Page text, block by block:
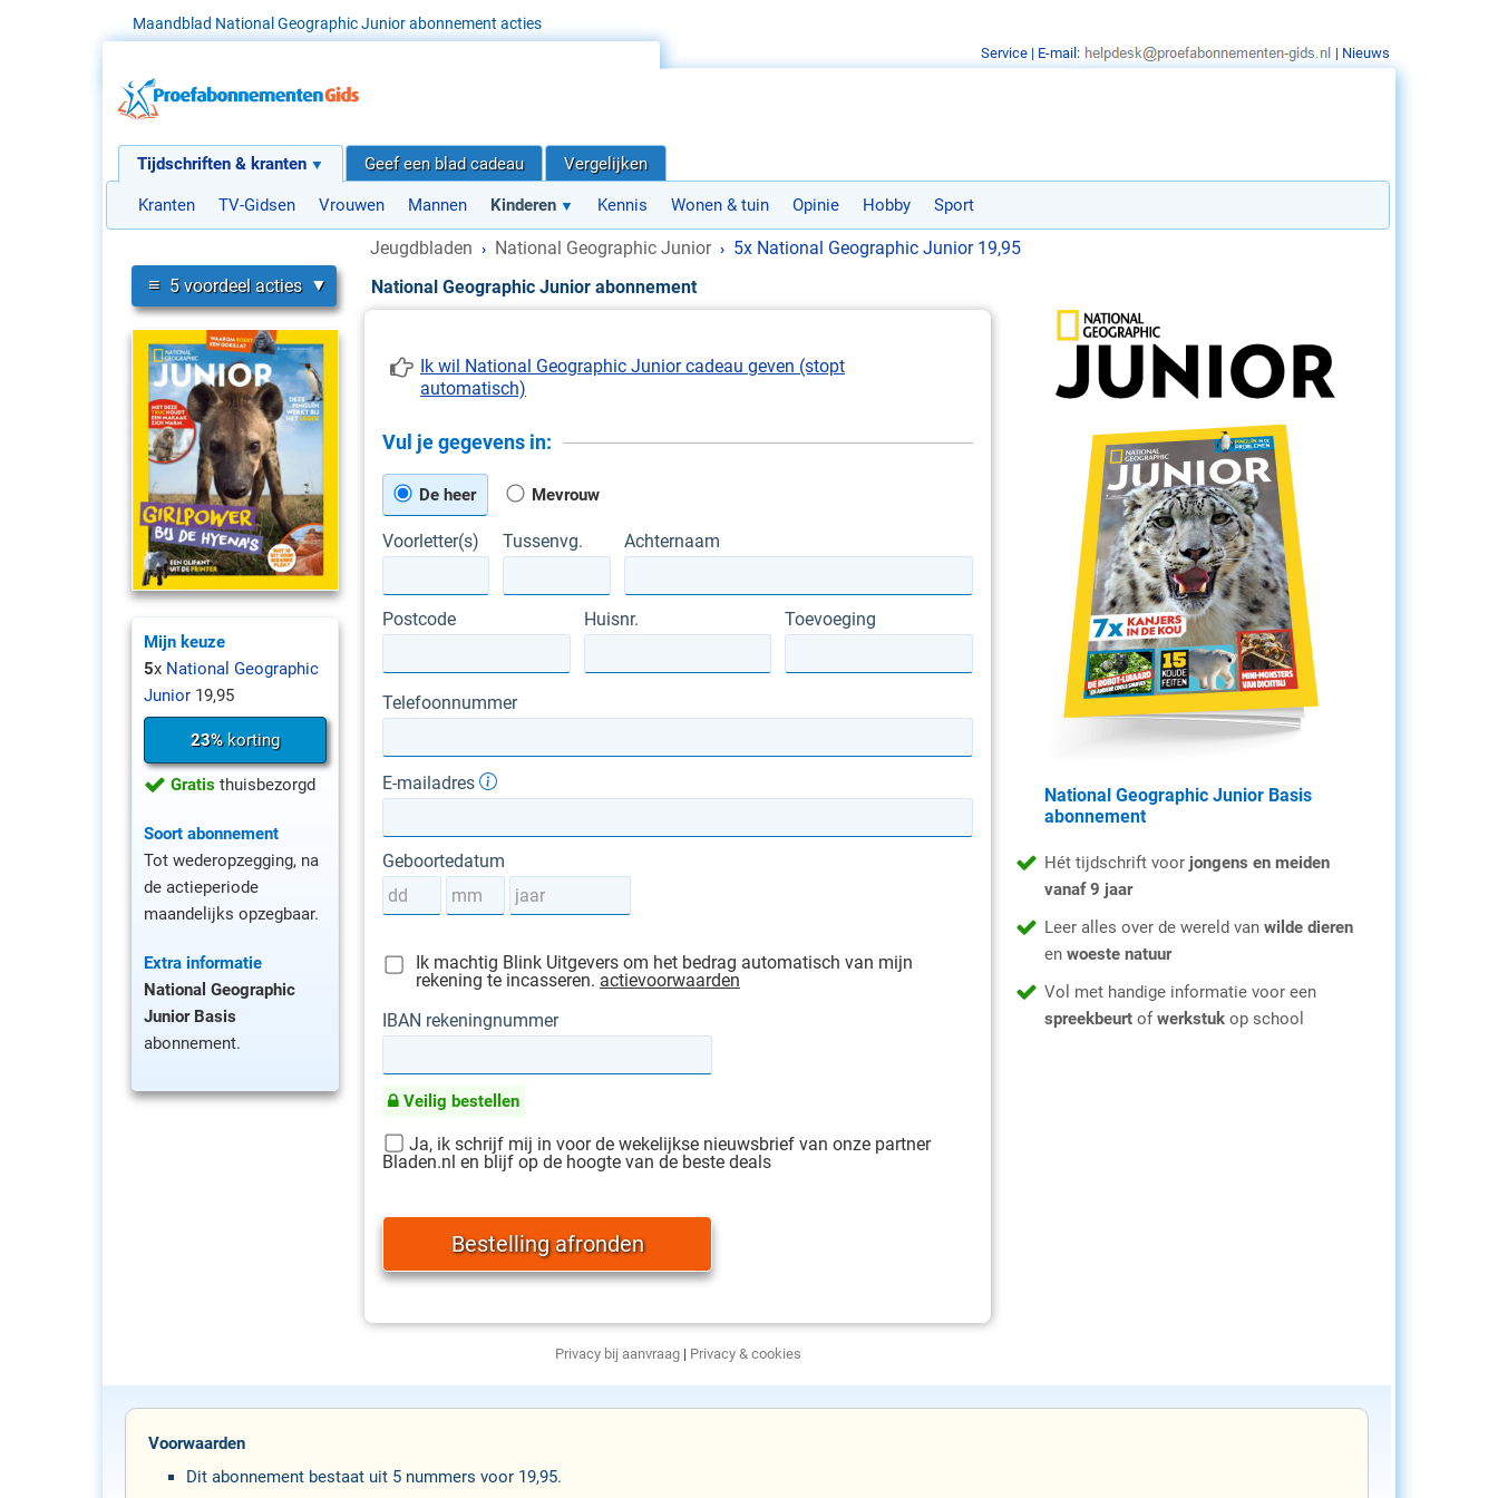
Maandblad National Geographic Junior abonnement acties
Tijdschriften & kranten
Kranten TV-Gidsen Vrouwen Mannen Kinderen Kennis Wonen & tuin Opinie Hobby Sport
Geef een blad cadeau Vergelijken
Jeugdbladen › National Geographic Junior › 5x National Geographic Junior 19,95
≡ 5 voordeel acties
Mijn keuze
5x National Geographic
Junior 19,95
23%korting
Gratis thuisbezorgd
Soort abonnement
Tot wederopzegging, na
de actieperiode
maandelijks opzegbaar.
Extra informatie
National Geographic
Junior Basis
abonnement.
National Geographic Junior abonnement
Ik wil National Geographic Junior cadeau geven (stopt
automatisch)
Vul je gegevens in:
De heer Mevrouw
Voorletter(s) Tussenvg. Achternaam
Postcode Huisnr. Toevoeging
Telefoonnummer
E-mailadres
Geboortedatum
Ik machtig Blink Uitgevers om het bedrag automatisch van mijn
rekening te incasseren. actievoorwaarden
IBAN rekeningnummer
Veilig bestellen
Ja, ik schrijf mij in voor de wekelijkse nieuwsbrief van onze partner
Bladen.nl en blijf op de hoogte van de beste deals
Privacy bij aanvraag| Privacy & cookies
National Geographic Junior Basis
abonnement
Hét tijdschrift voor jongens en meiden
vanaf 9 jaar
Leer alles over de wereld van wilde dieren
en woeste natuur
Vol met handige informatie voor een
spreekbeurt ofwerkstuk op school
Voorwaarden
Dit abonnement bestaat uit 5 nummers voor 19,95.
Service | E-mail: | Nieuws